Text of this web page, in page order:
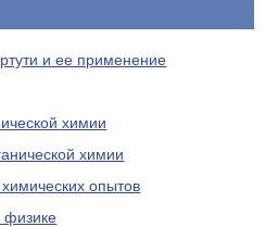
и ее применение
химии
химии
опытов
физике